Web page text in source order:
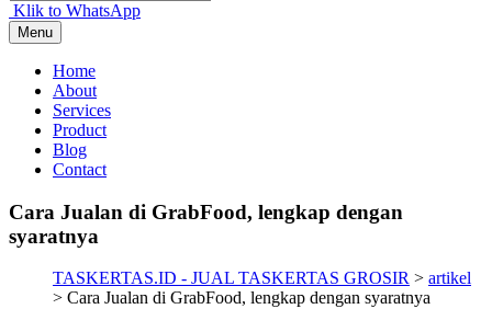
Klik to WhatsApp
Menu
Home
About
Services
Product
Blog
Contact
Cara Jualan di GrabFood, lengkap dengan
syaratnya
TASKERTAS.ID - JUAL TASKERTAS GROSIR > artikel
> Cara Jualan di GrabFood, lengkap dengan syaratnya